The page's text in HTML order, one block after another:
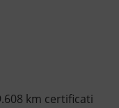
km certificati